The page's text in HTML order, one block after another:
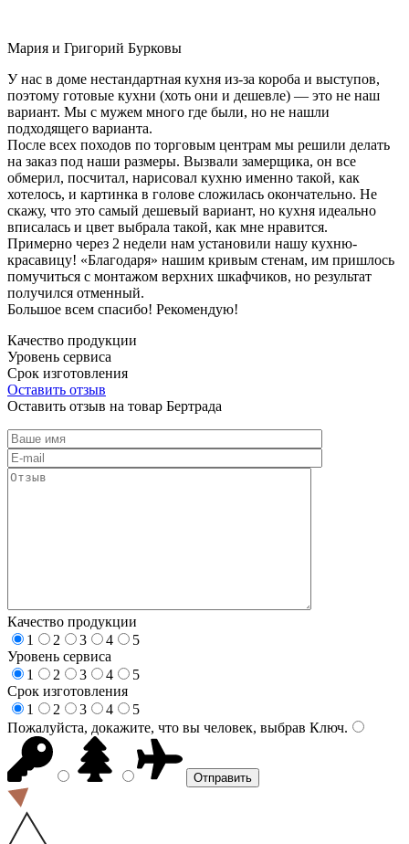
Мария и Григорий Бурковы
У нас в доме нестандартная кухня из-за короба и выступов,
поэтому готовые кухни (хоть они и дешевле) — это не наш
вариант. Мы с мужем много где были, но не нашли
подходящего варианта.
После всех походов по торговым центрам мы решили делать
на заказ под наши размеры. Вызвали замерщика, он все
обмерил, посчитал, нарисовал кухню именно такой, как
хотелось, и картинка в голове сложилась окончательно. Не
скажу, что это самый дешевый вариант, но кухня идеально
вписалась и цвет выбрала такой, как мне нравится.
Примерно через 2 недели нам установили нашу кухню-
красавицу! «Благодаря» нашим кривым стенам, им пришлось
помучиться с монтажом верхних шкафчиков, но результат
получился отменный.
Большое всем спасибо! Рекомендую!
Качество продукции
Уровень сервиса
Срок изготовления
Оставить отзыв
Оставить отзыв на товар Бертрада
Качество продукции
1
2 3 4
5
Уровень сервиса
1
2 3 4
5
Срок изготовления
1
2 3 4
5
Пожалуйста, докажите, что вы человек, выбрав Ключ.